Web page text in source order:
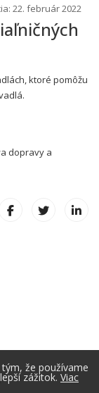
22. február 2022
ktoré pomôžu
dopravy a
že používame
zážitok. Viac